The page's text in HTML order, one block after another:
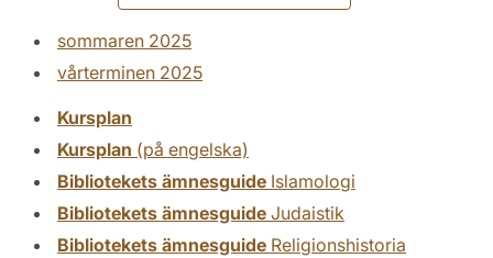
sommaren 2025
vårterminen 2025
Kursplan
Kursplan (på engelska)
Bibliotekets ämnesguide Islamologi
Bibliotekets ämnesguide Judaistik
Bibliotekets ämnesguide Religionshistoria